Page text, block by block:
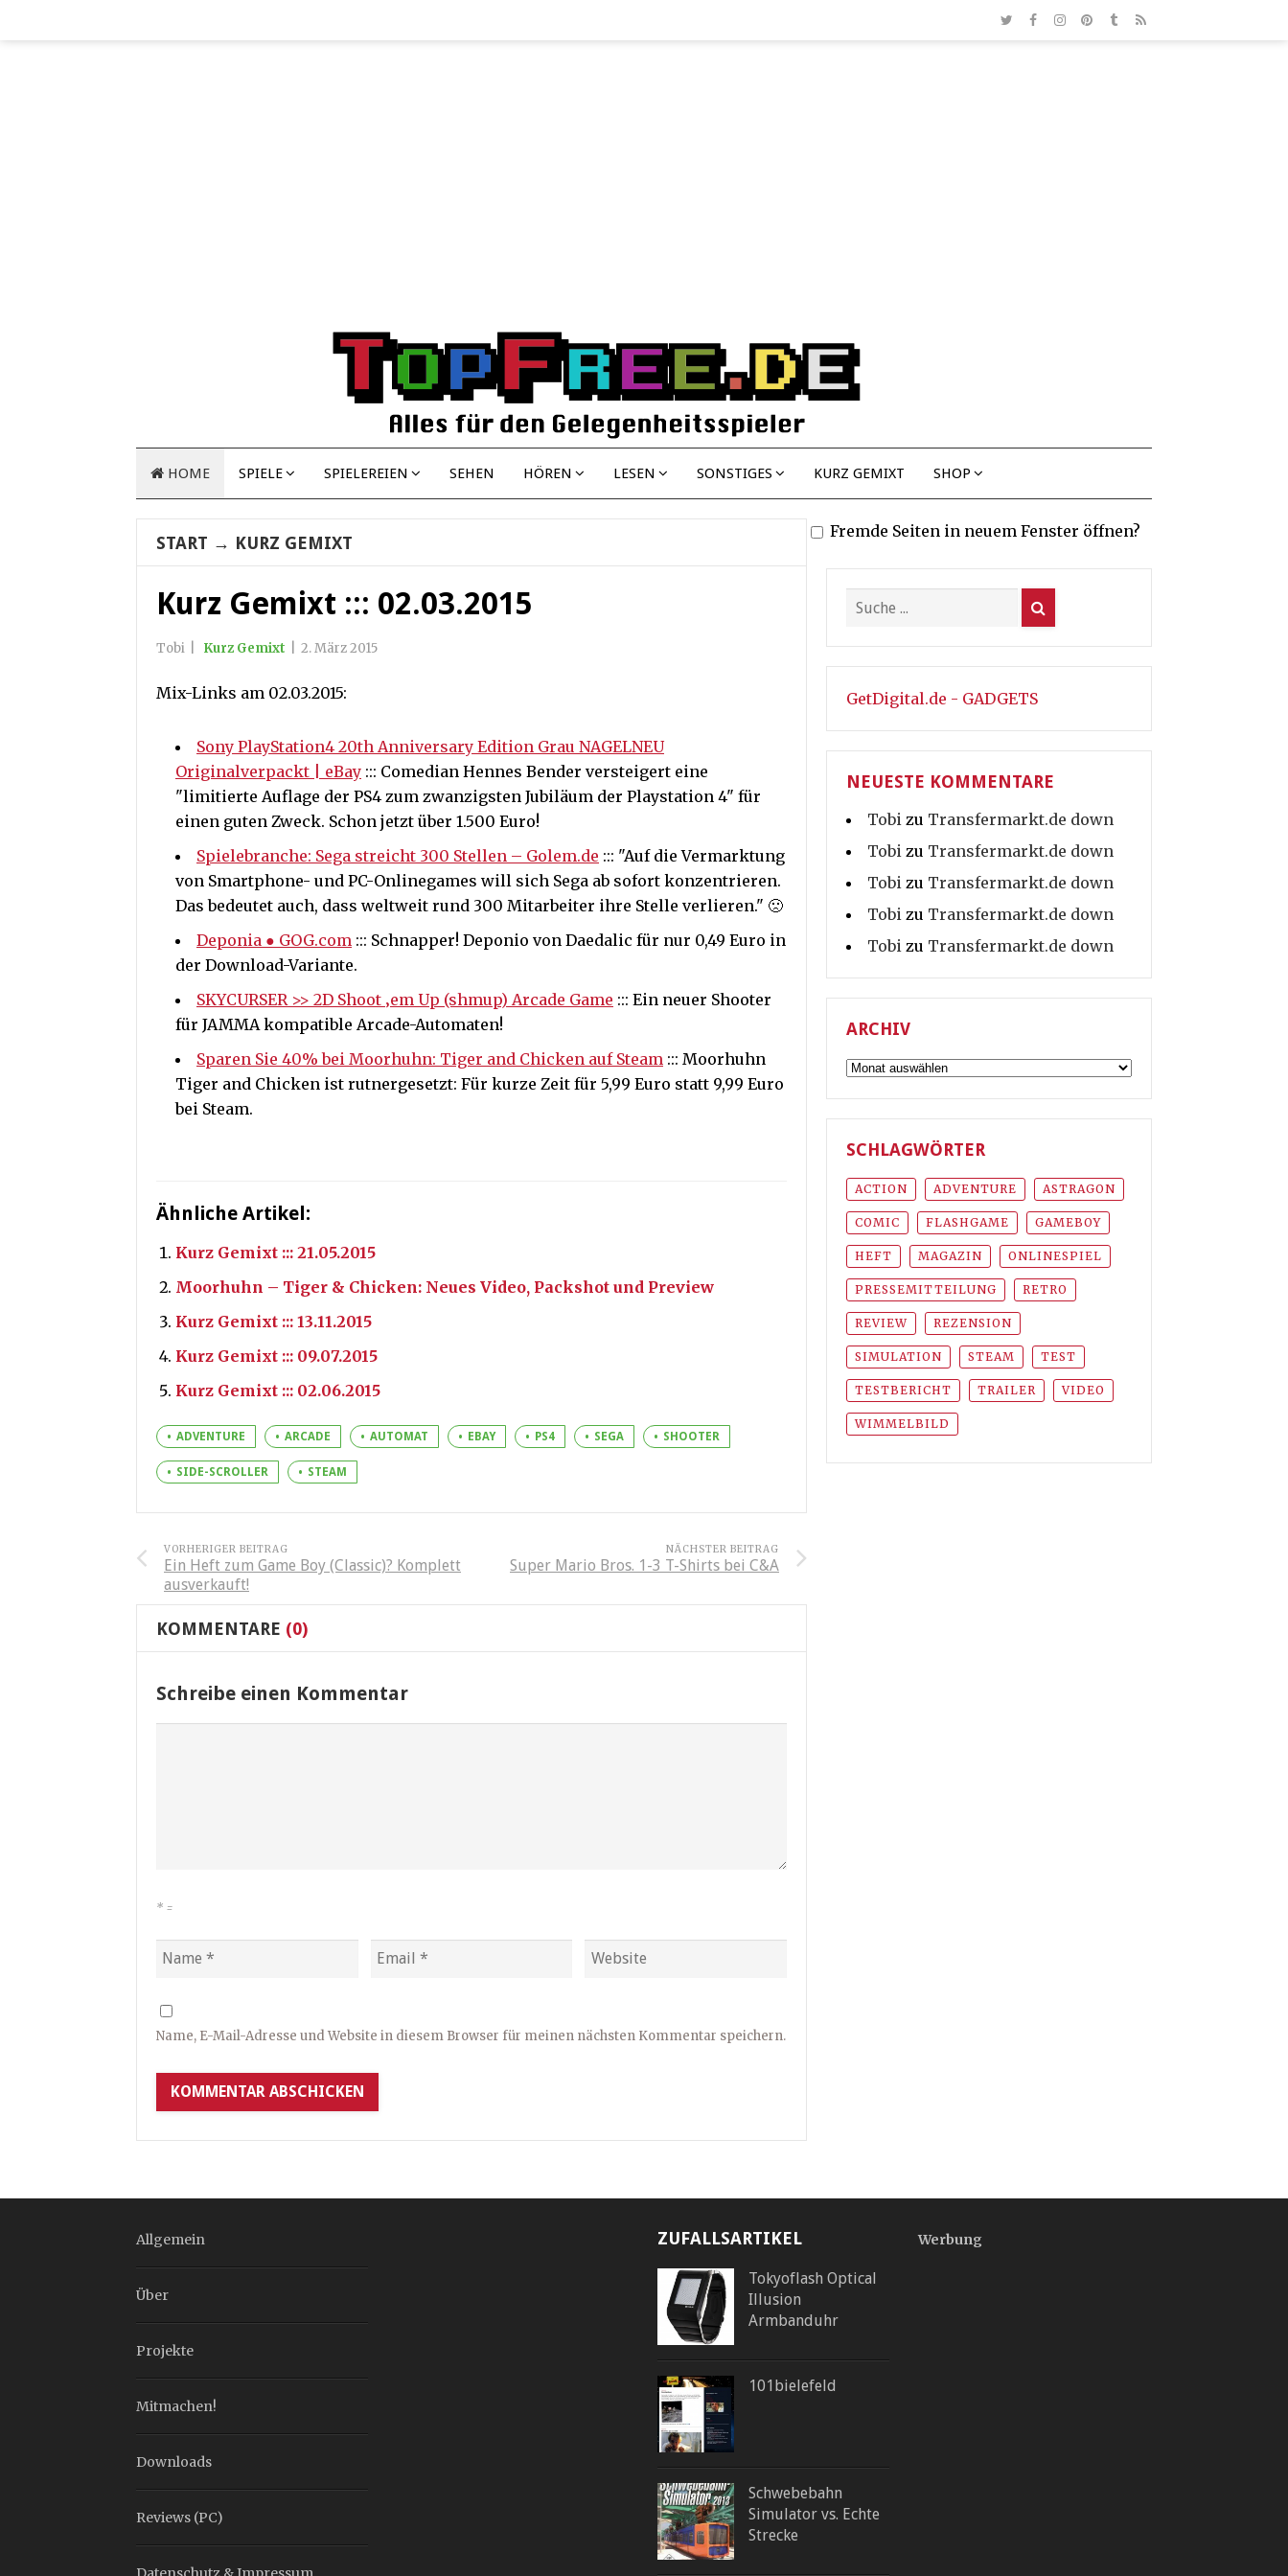
HOME SPIELE SPIELEREIEN SEHEN HÖREN LESEN SONSTIGES KURZ GEMIXT SHOP
START → KURZ GEMIXT
Kurz Gemixt ::: 02.03.2015
Tobi Kurz Gemixt 2. März 2015
Mix-Links am 02.03.2015:
Sony PlayStation4 20th Anniversary Edition Grau NAGELNEU
Originalverpackt | eBay ::: Comedian Hennes Bender versteigert eine
"limitierte Auflage der PS4 zum zwanzigsten Jubiläum der Playstation 4" für
einen guten Zweck. Schon jetzt über 1.500 Euro!
Spielebranche: Sega streicht 300 Stellen – Golem.de ::: "Auf die Vermarktung
von Smartphone- und PC-Onlinegames will sich Sega ab sofort konzentrieren.
Das bedeutet auch, dass weltweit rund 300 Mitarbeiter ihre Stelle verlieren." 🙁
Deponia ● GOG.com ::: Schnapper! Deponio von Daedalic für nur 0,49 Euro in
der Download-Variante.
SKYCURSER >> 2D Shoot ‚em Up (shmup) Arcade Game ::: Ein neuer Shooter
für JAMMA kompatible Arcade-Automaten!
Sparen Sie 40% bei Moorhuhn: Tiger and Chicken auf Steam ::: Moorhuhn
Tiger and Chicken ist rutnergesetzt: Für kurze Zeit für 5,99 Euro statt 9,99 Euro
bei Steam.
Ähnliche Artikel:
Kurz Gemixt ::: 21.05.2015
Moorhuhn – Tiger & Chicken: Neues Video, Packshot und Preview
Kurz Gemixt ::: 13.11.2015
Kurz Gemixt ::: 09.07.2015
Kurz Gemixt ::: 02.06.2015
ADVENTURE ARCADE AUTOMAT EBAY PS4 SEGA SHOOTER
SIDE-SCROLLER STEAM
VORHERIGER BEITRAG
Ein Heft zum Game Boy (Classic)? Komplett
ausverkauft!
NÄCHSTER BEITRAG
Super Mario Bros. 1-3 T-Shirts bei C&A
KOMMENTARE (0)
Schreibe einen Kommentar
* =
Name, E-Mail-Adresse und Website in diesem Browser für meinen nächsten Kommentar speichern.
Fremde Seiten in neuem Fenster öffnen?
GetDigital.de - GADGETS
NEUESTE KOMMENTARE
Tobi zu Transfermarkt.de down
Tobi zu Transfermarkt.de down
Tobi zu Transfermarkt.de down
Tobi zu Transfermarkt.de down
Tobi zu Transfermarkt.de down
ARCHIV
Archiv
SCHLAGWÖRTER
ACTION ADVENTURE ASTRAGON
COMIC FLASHGAME GAMEBOY
HEFT MAGAZIN ONLINESPIEL
PRESSEMITTEILUNG RETRO
REVIEW REZENSION
SIMULATION STEAM TEST
TESTBERICHT TRAILER VIDEO
WIMMELBILD
Allgemein
Über
Projekte
Mitmachen!
Downloads
Reviews (PC)
ZUFALLSARTIKEL
Tokyoflash Optical
Illusion
Armbanduhr
101bielefeld
Schwebebahn
Simulator vs. Echte
Strecke
Werbung